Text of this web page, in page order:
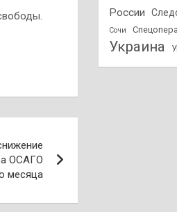
ОСАГО
месяца
России
Сочи
Украина